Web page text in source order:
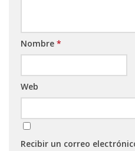
Nombre *
Web
Recibir un correo